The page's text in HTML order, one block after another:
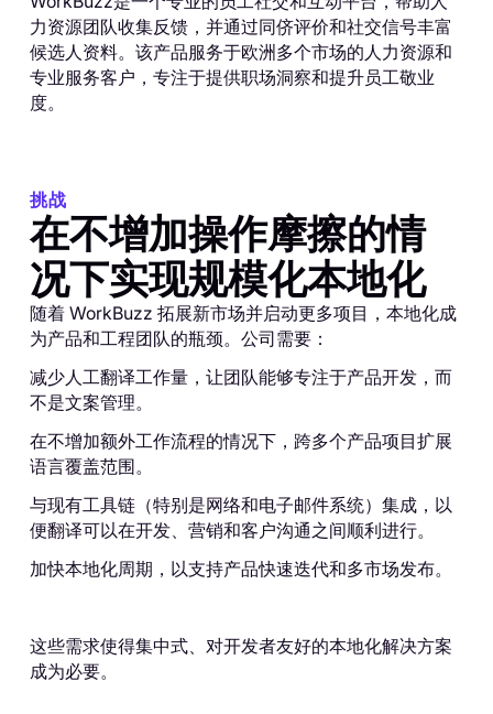
力资源团队收集反馈，并通过同侪评价和社交信号丰富
候选人资料。该产品服务于欧洲多个市场的人力资源和
专业服务客户，专注于提供职场洞察和提升员工敬业
度。
挑战
在不增加操作摩擦的情
况下实现规模化本地化
随着 WorkBuzz 拓展新市场并启动更多项目，本地化成
为产品和工程团队的瓶颈。公司需要：
减少人工翻译工作量，让团队能够专注于产品开发，而
不是文案管理。
在不增加额外工作流程的情况下，跨多个产品项目扩展
语言覆盖范围。
与现有工具链（特别是网络和电子邮件系统）集成，以
便翻译可以在开发、营销和客户沟通之间顺利进行。
加快本地化周期，以支持产品快速迭代和多市场发布。
这些需求使得集中式、对开发者友好的本地化解决方案
成为必要。